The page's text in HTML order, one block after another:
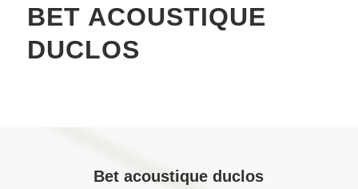
BET ACOUSTIQUE
DUCLOS
Bet acoustique duclos